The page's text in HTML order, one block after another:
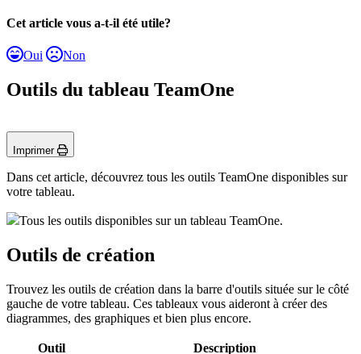
Cet article vous a-t-il été utile?
Oui Non
Outils du tableau TeamOne
Imprimer
Dans cet article, découvrez tous les outils TeamOne disponibles sur
votre tableau.
Tous les outils disponibles sur un tableau TeamOne.
Outils de création
Trouvez les outils de création dans la barre d'outils située sur le côté
gauche de votre tableau. Ces tableaux vous aideront à créer des
diagrammes, des graphiques et bien plus encore.
Outil Description